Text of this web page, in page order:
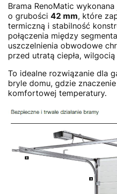
Brama RenoMatic
o grubości 42 mm, które
termiczną i stabilność
połączenia między
uszczelnienia obwodowe
przed utratą ciepła,
To idealne rozwiązanie dla
bryle domu, gdzie
komfortowej temperatury.